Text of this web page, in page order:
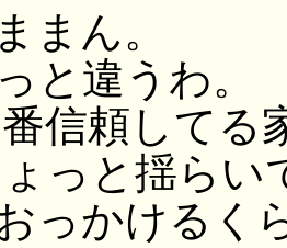
ん。
と違うわ。
信頼してる
っと揺らい
っかけるく